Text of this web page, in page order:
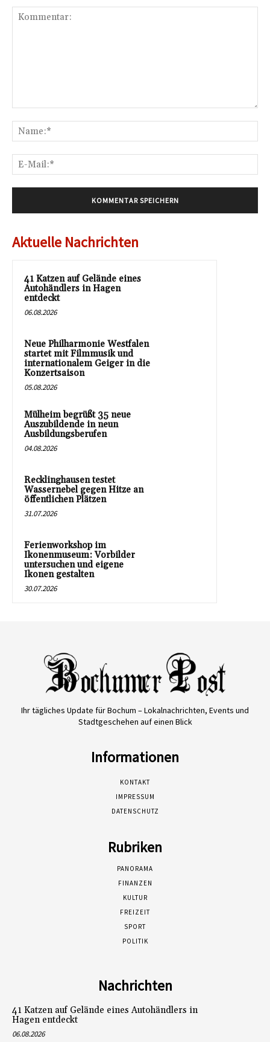
Aktuelle Nachrichten
41 Katzen auf Gelände eines
Autohändlers in Hagen
entdeckt
06.08.2026
Neue Philharmonie Westfalen
startet mit Filmmusik und
internationalem Geiger in die
Konzertsaison
05.08.2026
Mülheim begrüßt 35 neue
Auszubildende in neun
Ausbildungsberufen
04.08.2026
Recklinghausen testet
Wassernebel gegen Hitze an
öffentlichen Plätzen
31.07.2026
Ferienworkshop im
Ikonenmuseum: Vorbilder
untersuchen und eigene
Ikonen gestalten
30.07.2026
Ihr tägliches Update für Bochum – Lokalnachrichten, Events und
Stadtgeschehen auf einen Blick
Informationen
KONTAKT
IMPRESSUM
DATENSCHUTZ
Rubriken
PANORAMA
FINANZEN
KULTUR
FREIZEIT
SPORT
POLITIK
Nachrichten
41 Katzen auf Gelände eines Autohändlers in
Hagen entdeckt
06.08.2026